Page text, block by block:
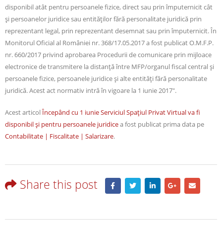
disponibil atât pentru persoanele fizice, direct sau prin împuternicit cât
și persoanelor juridice sau entităților fără personalitate juridică prin
reprezentant legal, prin reprezentant desemnat sau prin împuternicit. În
Monitorul Oficial al României nr. 368/17.05.2017 a fost publicat O.M.F.P.
nr. 660/2017 privind aprobarea Procedurii de comunicare prin mijloace
electronice de transmitere la distanță între MFP/organul fiscal central și
persoanele fizice, persoanele juridice și alte entități fără personalitate
juridică. Acest act normativ intră în vigoare la 1 iunie 2017″.
Acest articolÎncepând cu 1 iunie Serviciul Spațiul Privat Virtual va fi
disponibil și pentru persoanele juridicea fost publicat prima data pe
Contabilitate | Fiscalitate | Salarizare.
Share this post